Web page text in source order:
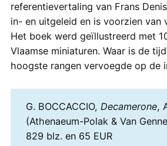
referentievertaling van Frans
in- en uitgeleid en is voorzien van
Het boek werd geïllustreerd met
Vlaamse miniaturen. Waar is de
hoogste rangen vervoegde op de
G. BOCCACCIO, Decamerone,
(Athenaeum-Polak & Van
829 blz. en 65 EUR